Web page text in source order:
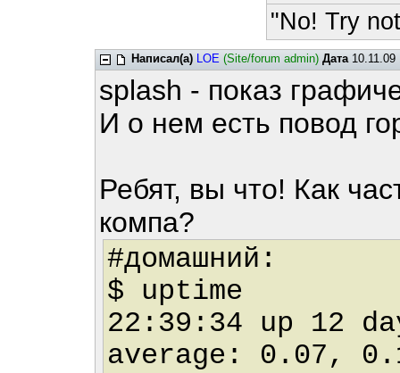
"No! Try
Написал(а) LOE (Site/forum admin) Дата10.11.09
splash - показ
И о нем есть повод
Ребят, вы что! Как
компа?
#домашний:
$ uptime
22:39:34 up 12
average: 0.07,